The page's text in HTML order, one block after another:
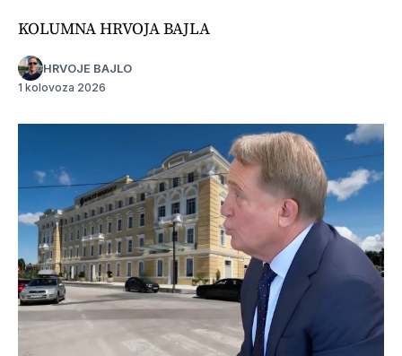
KOLUMNA HRVOJA BAJLA
HRVOJE BAJLO
1 kolovoza 2026